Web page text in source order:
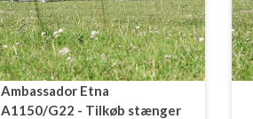
Ambassador Etna
A1150/G22 - Tilkøb stænger